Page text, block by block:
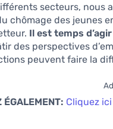
secteurs, nous
chômage des jeunes
Il est temps
des perspectives
peuvent faire la
ÉGALEMENT: Cliquez